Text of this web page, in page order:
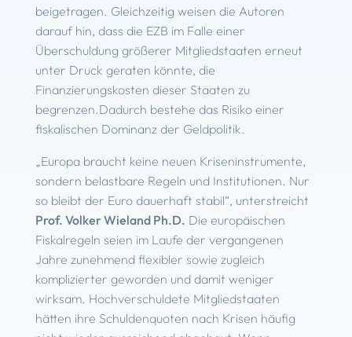
beigetragen. Gleichzeitig weisen die Autoren
darauf hin, dass die EZB im Falle einer
Überschuldung größerer Mitgliedstaaten erneut
unter Druck geraten könnte, die
Finanzierungskosten dieser Staaten zu
begrenzen.Dadurch bestehe das Risiko einer
fiskalischen Dominanz der Geldpolitik.
„Europa braucht keine neuen Kriseninstrumente,
sondern belastbare Regeln und Institutionen. Nur
so bleibt der Euro dauerhaft stabil“, unterstreicht
Prof. Volker Wieland Ph.D. Die europäischen
Fiskalregeln seien im Laufe der vergangenen
Jahre zunehmend flexibler sowie zugleich
komplizierter geworden und damit weniger
wirksam. Hochverschuldete Mitgliedstaaten
hätten ihre Schuldenquoten nach Krisen häufig